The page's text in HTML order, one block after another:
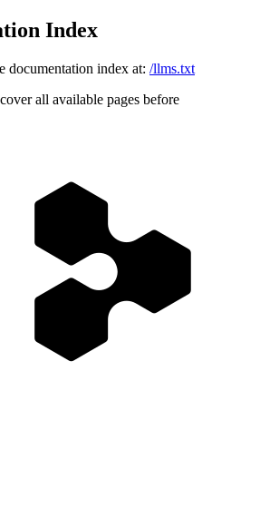
Index
documentation index at: /llms.txt
all available pages before